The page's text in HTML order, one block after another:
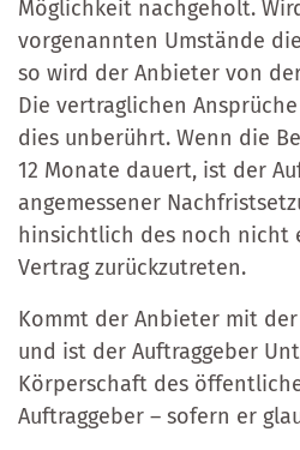
Möglichkeit nachgeholt.
vorgenannten Umstände
so wird der Anbieter von
Die vertraglichen
dies unberührt. Wenn die
12 Monate dauert, ist der
angemessener
hinsichtlich des noch nicht
Vertrag zurückzutreten.
Kommt der Anbieter mit
und ist der Auftraggeber
Körperschaft des
Auftraggeber – sofern er